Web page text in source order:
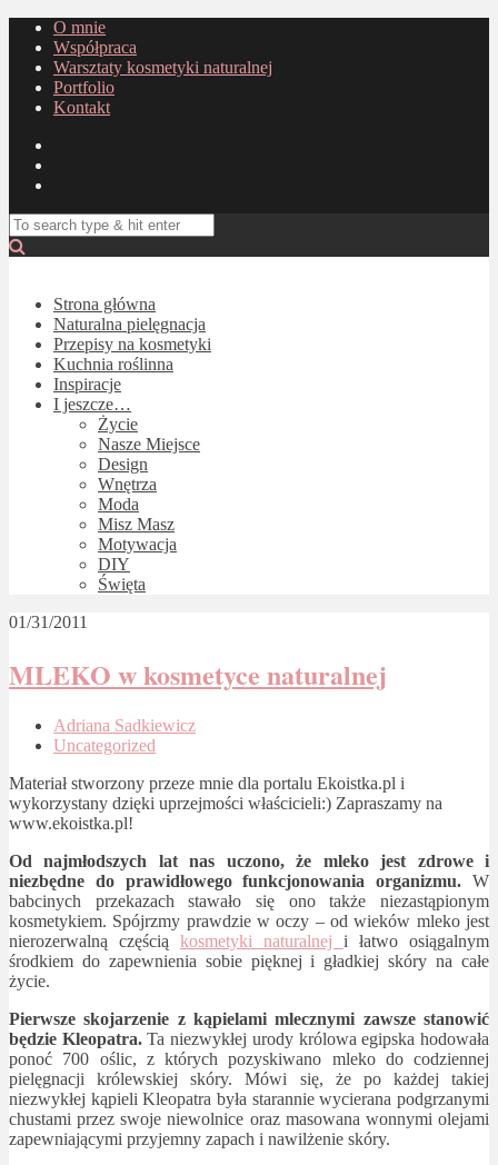
O mnie
Współpraca
Warsztaty kosmetyki naturalnej
Portfolio
Kontakt
Strona główna
Naturalna pielęgnacja
Przepisy na kosmetyki
Kuchnia roślinna
Inspiracje
I jeszcze…
Życie
Nasze Miejsce
Design
Wnętrza
Moda
Misz Masz
Motywacja
DIY
Święta
01/31/2011
MLEKO w kosmetyce naturalnej
Adriana Sadkiewicz
Uncategorized
Materiał stworzony przeze mnie dla portalu Ekoistka.pl i
wykorzystany dzięki uprzejmości właścicieli:) Zapraszamy na
www.ekoistka.pl!
Od najmłodszych lat nas uczono, że mleko jest zdrowe i
niezbędne do prawidłowego funkcjonowania organizmu. W
babcinych przekazach stawało się ono także niezastąpionym
kosmetykiem. Spójrzmy prawdzie w oczy – od wieków mleko jest
nierozerwalną częścią kosmetyki naturalnej i łatwo osiągalnym
środkiem do zapewnienia sobie pięknej i gładkiej skóry na całe
życie.
Pierwsze skojarzenie z kąpielami mlecznymi zawsze stanowić
będzie Kleopatra.Ta niezwykłej urody królowa egipska hodowała
ponoć 700 oślic, z których pozyskiwano mleko do codziennej
pielęgnacji królewskiej skóry. Mówi się, że po każdej takiej
niezwykłej kąpieli Kleopatra była starannie wycierana podgrzanymi
chustami przez swoje niewolnice oraz masowana wonnymi olejami
zapewniającymi przyjemny zapach i nawilżenie skóry.